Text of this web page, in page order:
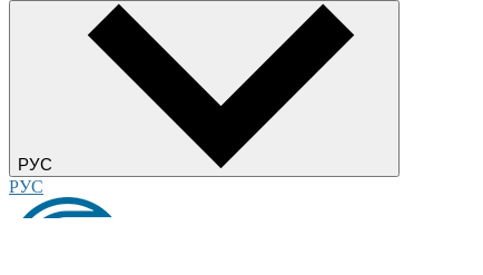
РУС
РУС